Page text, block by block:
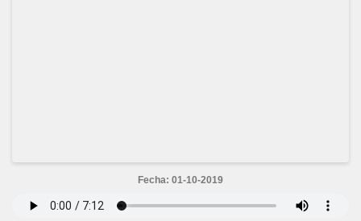
Fecha: 01-10-2019